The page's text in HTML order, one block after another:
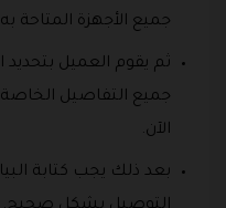
جميع الأجهزة المتاحة
ثم يقوم العميل بتحديد
جميع التفاصيل
الآن.
بعد ذلك يجب كتابة